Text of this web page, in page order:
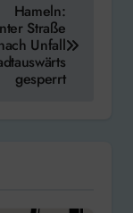
Hameln:
Straße
Unfall
gesperrt